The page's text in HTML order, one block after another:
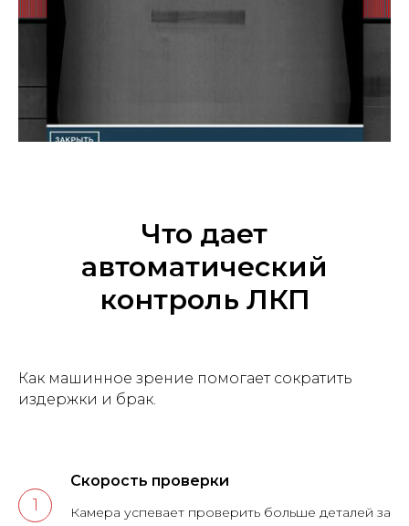
Что дает
автоматический
контроль ЛКП
Как машинное зрение помогает сократить
издержки и брак.
Скорость проверки
Камера успевает проверить больше деталей за